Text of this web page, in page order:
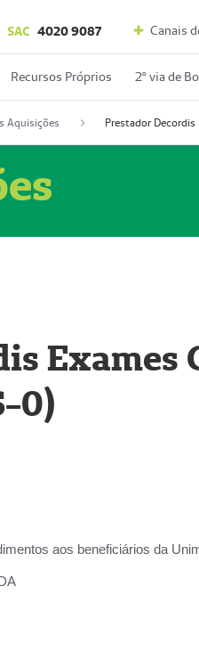
SAC 4020 9087 Canais
Recursos Próprios 2º via de
Aquisições
Exames
0)
aos beneficiários da